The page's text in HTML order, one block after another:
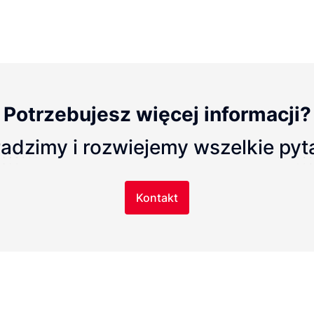
Potrzebujesz więcej informacji?
i rozwiejemy wszelkie
Kontakt